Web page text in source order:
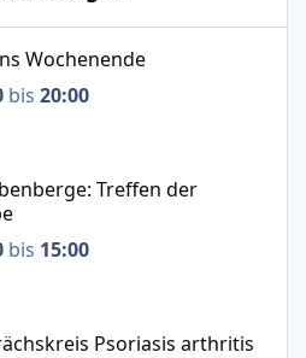
Wochenende
bis 20:00
Treffen der Selbsthilfegruppe
Treffen der
bis 15:00
Psoriasis arthritis
Psoriasis arthritis